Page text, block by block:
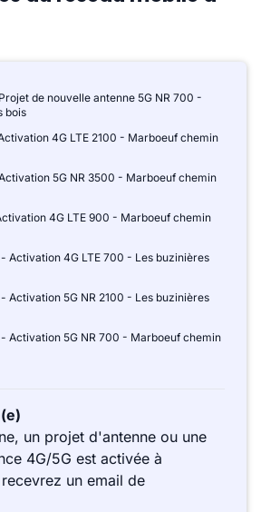
de nouvelle antenne 5G NR 700 -
bois
4G LTE 2100 - Marboeuf chemin
5G NR 3500 - Marboeuf chemin
4G LTE 900 - Marboeuf chemin
- Activation 4G LTE 700 - Les buzinières
- Activation 5G NR 2100 - Les buzinières
- Activation 5G NR 700 - Marboeuf chemin
un projet d'antenne ou une
4G/5G est activée à
un email de